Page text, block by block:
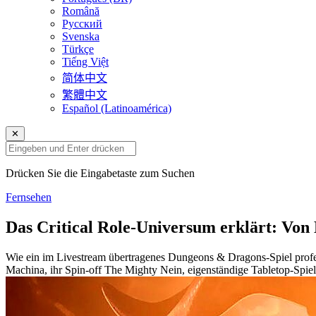
Română
Русский
Svenska
Türkçe
Tiếng Việt
简体中文
繁體中文
Español (Latinoamérica)
✕
Drücken Sie die Eingabetaste zum Suchen
Fernsehen
Das Critical Role-Universum erklärt: Von
Wie ein im Livestream übertragenes Dungeons & Dragons-Spiel
Machina, ihr Spin-off The Mighty Nein, eigenständige Tabletop-